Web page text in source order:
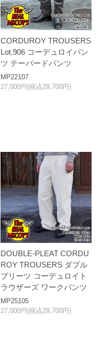
CORDUROY TROUSERS
Lot.906 コーデュロイパン
ツ テーパードパンツ
MP22107
27,000円(税込29,700円)
DOUBLE-PLEAT CORDU
ROY TROUSERS ダブル
プリーツ コーデュロイト
ラウザーズ ワークパンツ
MP25105
27,000円(税込29,700円)